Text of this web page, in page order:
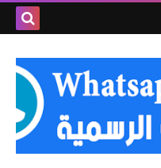
المدونة